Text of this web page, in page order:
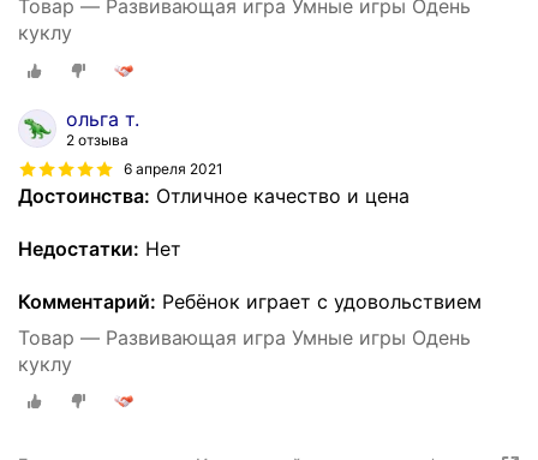
Товар — Развивающая игра Умные игры Одень
куклу
ольга т.
2 отзыва
6 апреля 2021
Достоинства: Отличное качество и цена
Недостатки: Нет
Комментарий: Ребёнок играет с удовольствием
Товар — Развивающая игра Умные игры Одень
куклу